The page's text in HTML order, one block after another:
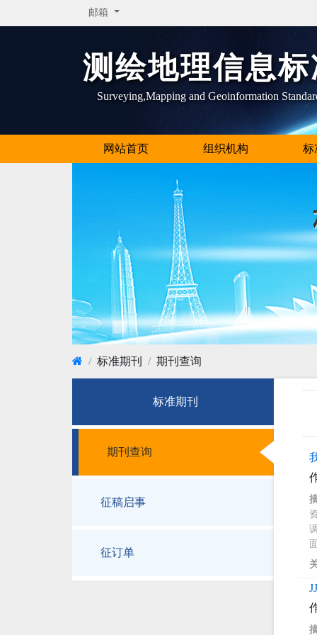
邮箱
测绘地理信息
Surveying,Mapping and Geoinformation
网站首页 组织机构 标
标准期刊 期刊查询
标准期刊
期刊查询
征稿启事
征订单